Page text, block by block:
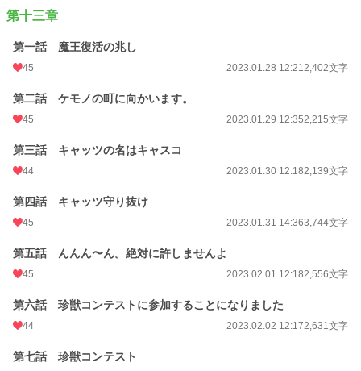
第十三章
第一話 魔王復活の兆し
45 2023.01.28 12:212,402文字
第二話 ケモノの町に向かいます。
45 2023.01.29 12:352,215文字
第三話 キャッツの名はキャスコ
44 2023.01.30 12:182,139文字
第四話 キャッツ守り抜け
45 2023.01.31 14:363,744文字
第五話 んんん〜ん。絶対に許しませんよ
45 2023.02.01 12:182,556文字
第六話 珍獣コンテストに参加することになりました
44 2023.02.02 12:172,631文字
第七話 珍獣コンテスト